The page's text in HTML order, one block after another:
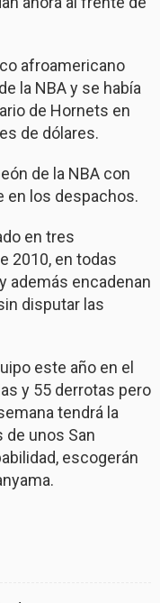
afroamericano
la NBA y se había
de Hornets en
de dólares.
de la NBA con
en los despachos.
en tres
2010, en todas
además encadenan
disputar las
este año en el
y 55 derrotas pero
tendrá la
unos San
escogerán